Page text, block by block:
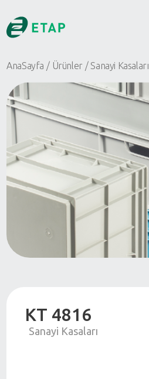
AnaSayfa Ürünler Sanayi Kasaları
KT 4816
Sanayi Kasaları